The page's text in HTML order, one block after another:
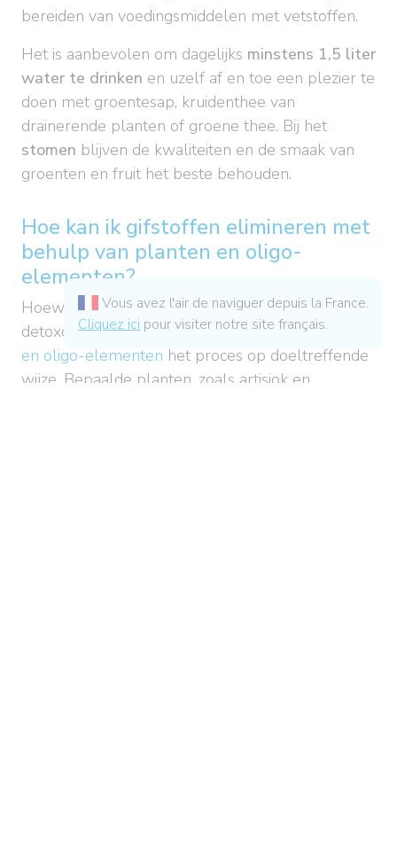
bereiden van voedingsmiddelen met vetstoffen.
Het is aanbevolen om dagelijks minstens 1,5 liter
water te drinken en uzelf af en toe een plezier te
doen met groentesap, kruidenthee van
drainerende planten of groene thee. Bij het
stomen blijven de kwaliteiten en de smaak van
groenten en fruit het beste behouden.
Hoe kan ik gifstoffen elimineren met
behulp van planten en oligo-
elementen?
Hoewel voeding centraal staat binnen een
detoxdieet, ondersteunt de werking van planten
en oligo-elementen het proces op doeltreffende
wijze. Bepaalde planten, zoals artisjok en
Vous avez l'air de naviguer depuis la France.
Cliquez ici pour visiter notre site français.